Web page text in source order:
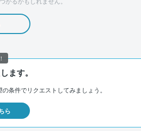
ます。
の条件でリクエストしてみましょう。
ら